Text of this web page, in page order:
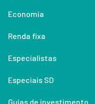
Economia
Renda fixa
Especialistas
Especiais SD
Guias de investimento